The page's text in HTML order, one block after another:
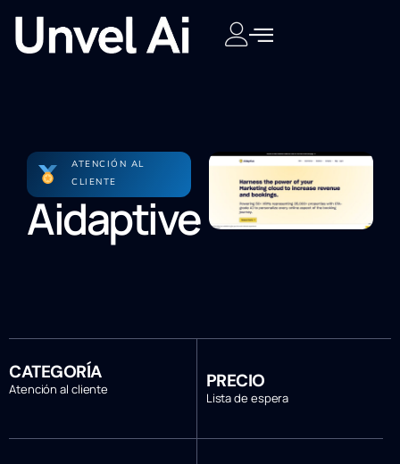
ATENCIÓN AL
CLIENTE
Aidaptive
CATEGORÍA
Atención al cliente PRECIO
Lista de espera